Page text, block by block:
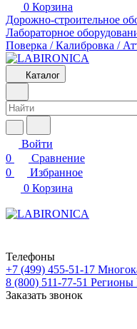
0 Корзина
Дорожно-строительное
Лабораторное
Поверка / Калибровка /
Каталог
Войти
0
Сравнение
0
Избранное
0 Корзина
Телефоны
+7 (499) 455-51-17
8 (800) 511-77-51
Заказать звонок